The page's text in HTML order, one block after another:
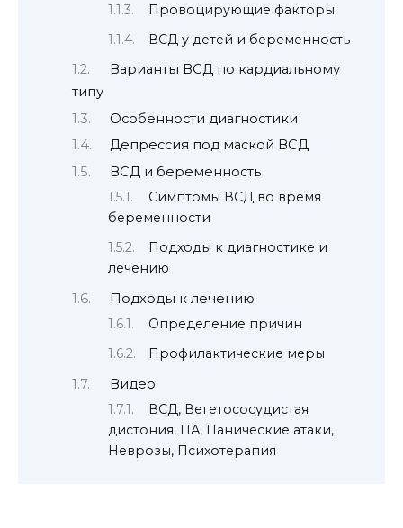
Провоцирующие факторы
ВСД у детей и беременность
Варианты ВСД по кардиальному
типу
Особенности диагностики
Депрессия под маской ВСД
ВСД и беременность
Симптомы ВСД во время
беременности
Подходы к диагностике и
лечению
Подходы к лечению
Определение причин
Профилактические меры
Видео:
ВСД, Вегетососудистая
дистония, ПА, Панические атаки,
Неврозы, Психотерапия